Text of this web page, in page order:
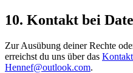
10. Kontakt bei
Zur Ausübung deiner Rechte
erreichst du uns über das
Hennef@outlook.com.